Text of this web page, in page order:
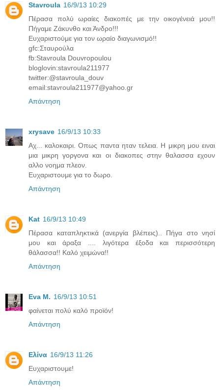
Stavroula 16/9/13 10:29
Πέρασα πολύ ωραίες διακοπές με την οικογένειά μου!!
Πήγαμε Ζάκυνθο και Άνδρο!!!
Ευχαριστούμε για τον ωραίο διαγωνισμό!!
gfc:Σταυρούλα
fb:Stavroula Douvropoulou
bloglovin:stavroula211977
twitter:@stavroula_douv
email:stavroula211977@yahoo.gr
Απάντηση
xrysave 16/9/13 10:33
Αχ... καλοκαιρι. Οπως παντα ηταν τελεια. Η μικρη μου ειναι
μια μικρη γοργονα και οι διακοπες στην θαλασσα εχουν
αλλο νοημα πλεον.
Ευχαριστουμε για το δωρο.
Απάντηση
Kat 16/9/13 10:49
Πέρασα καταπληκτικά (ανεργία βλέπεις).. Πήγα στο νησί
μου και άραξα .... λιγότερα έξοδα και περισσότερη
θάλασσα!! Καλό χειμώνα!!
Απάντηση
Eva M. 16/9/13 10:51
φαίνεται πολύ καλό προϊόν!
Απάντηση
Ελίνα 16/9/13 11:26
Ευχαριστουμε!
Απάντηση